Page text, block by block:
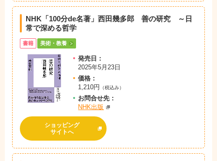
NHK「100分de名著」西田幾多郎 善の研究 ～日
常で深める哲学
書籍 美術・教養
発売日：
2025年5月23日
価格：
1,210円
（税込み）
お問合せ先：
NHK出版
ショッピング
サイトへ